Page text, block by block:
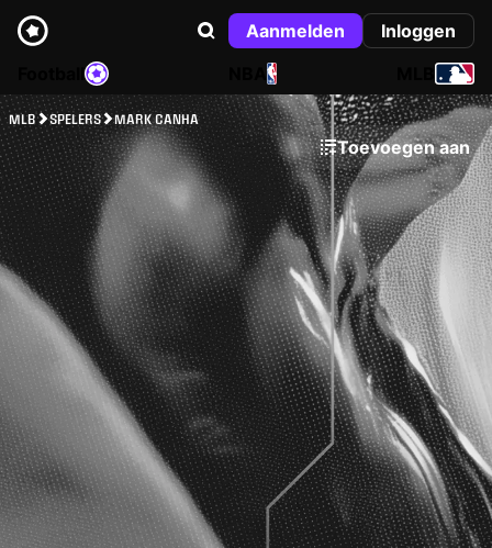
Aanmelden
Inloggen
NBA
MLB SPELERS MARK CANHA
Toevoegen aan